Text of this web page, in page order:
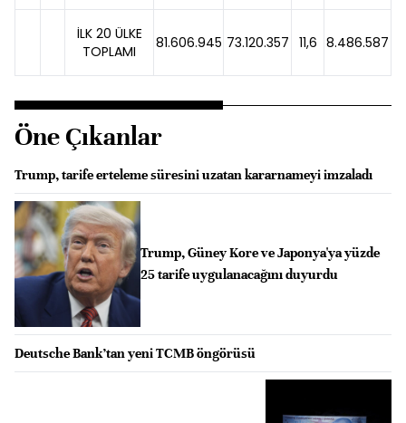
İLK 20 ÜLKE
TOPLAMI
81.606.945 73.120.357 11,6 8.486.587
Öne Çıkanlar
Trump, tarife erteleme süresini uzatan kararnameyi imzaladı
Trump, Güney Kore ve Japonya'ya yüzde
25 tarife uygulanacağını duyurdu
Deutsche Bank’tan yeni TCMB öngörüsü